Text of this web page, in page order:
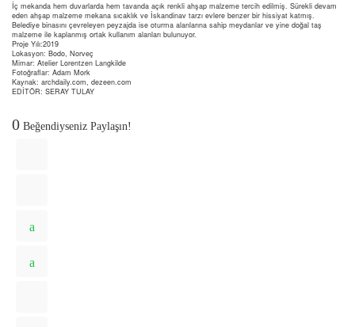
İç mekanda hem duvarlarda hem tavanda açık renkli ahşap malzeme tercih edilmiş. Sürekli devam
eden ahşap malzeme mekana sıcaklık ve İskandinav tarzı evlere benzer bir hissiyat katmış.
Belediye binasını çevreleyen peyzajda ise oturma alanlarına sahip meydanlar ve yine doğal taş
malzeme ile kaplanmış ortak kullanım alanları bulunuyor.
Proje Yılı:2019
Lokasyon: Bodo, Norveç
Mimar: Atelier Lorentzen Langkilde
Fotoğraflar: Adam Mork
Kaynak: archdaily.com, dezeen.com
EDİTÖR: SERAY TULAY
0 Beğendiyseniz Paylaşın!